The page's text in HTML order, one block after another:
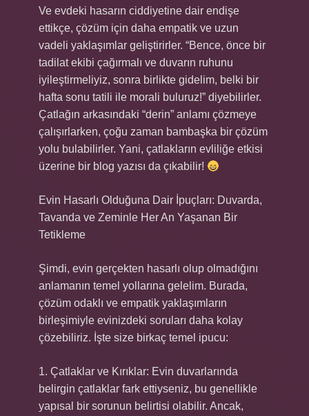
Ve evdeki hasarın ciddiyetine dair endişe
ettikçe, çözüm için daha empatik ve uzun
vadeli yaklaşımlar geliştirirler. “Bence, önce bir
tadilat ekibi çağırmalı ve duvarın ruhunu
iyileştirmeliyiz, sonra birlikte gidelim, belki bir
hafta sonu tatili ile morali buluruz!” diyebilirler.
Çatlağın arkasındaki “derin” anlamı çözmeye
çalışırlarken, çoğu zaman bambaşka bir çözüm
yolu bulabilirler. Yani, çatlakların evliliğe etkisi
üzerine bir blog yazısı da çıkabilir!
Evin Hasarlı Olduğuna Dair İpuçları: Duvarda,
Tavanda ve Zeminle Her An Yaşanan Bir
Tetikleme
Şimdi, evin gerçekten hasarlı olup olmadığını
anlamanın temel yollarına gelelim. Burada,
çözüm odaklı ve empatik yaklaşımların
birleşimiyle evinizdeki soruları daha kolay
çözebiliriz. İşte size birkaç temel ipucu:
1. Çatlaklar ve Kırıklar: Evin duvarlarında
belirgin çatlaklar fark ettiyseniz, bu genellikle
yapısal bir sorunun belirtisi olabilir. Ancak,